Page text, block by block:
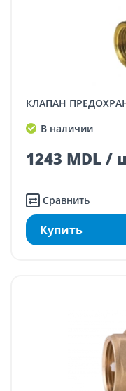
КЛАПАН
В наличии
1243 MDL /
Сравнить
Купить